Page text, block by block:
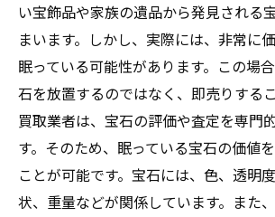
い宝飾品や家族の遺品から発見される
まいます。しかし、実際には、非常に
眠っている可能性があります。この場
石を放置するのではなく、即売りする
買取業者は、宝石の評価や査定を専門
す。そのため、眠っている宝石の価値
ことが可能です。宝石には、色、透明
状、重量などが関係しています。また